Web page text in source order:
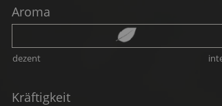
Aroma
dezent
Kräftigkeit